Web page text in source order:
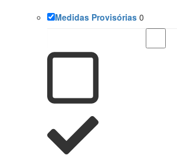
Medidas Provisórias 0